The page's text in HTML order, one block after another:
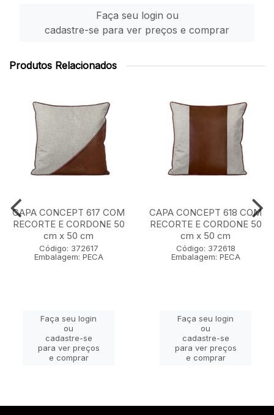
Faça seu login ou
cadastre-se para ver preços e comprar
Produtos Relacionados
CAPA CONCEPT 617 COM
RECORTE E CORDONE 50
cm x 50 cm
Código: 372617
Embalagem: PECA
Faça seu login
ou
cadastre-se
para ver preços
e comprar
CAPA CONCEPT 618 COM
RECORTE E CORDONE 50
cm x 50 cm
Código: 372618
Embalagem: PECA
Faça seu login
ou
cadastre-se
para ver preços
e comprar